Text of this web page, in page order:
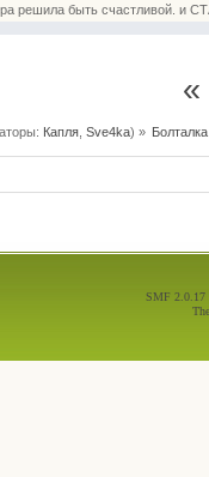
решила быть счастливой. и
Капля, Sve4ka) »
SMF 2.0.17